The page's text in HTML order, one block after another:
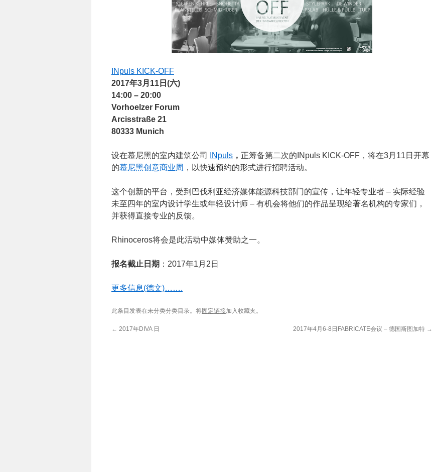
INpuls KICK-OFF
2017年3月11日(六)
14:00 – 20:00
Vorhoelzer Forum
Arcisstraße 21
80333 Munich
设在慕尼黑的室内建筑公司 INpuls ， 正筹备第二次的INpuls KICK-OFF，将在3月11日开幕
的慕尼黑创意商业周 ，以快速预约的形式进行招聘活动。
这个创新的平台，受到巴伐利亚经济媒体能源科技部门的宣传，让年轻专业者 – 实际经验
未至四年的室内设计学生或年轻设计师 – 有机会将他们的作品呈现给著名机构的专家们，
并获得直接专业的反馈。
Rhinoceros将会是此活动中媒体赞助之一。
报名截止日期 ：2017年1月2日
更多信息(德文)…….
此条目发表在未分类分类目录。将固定链接加入收藏夹。
← 2017年DIVA 日 2017年4月6-8日FABRICATE会议 – 德国斯图加特 →